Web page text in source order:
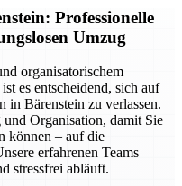
Professionelle
Umzug
organisatorischem
es entscheidend, sich auf
in Bärenstein zu verlassen.
und Organisation, damit Sie
können – auf die
erfahrenen Teams
stressfrei abläuft.